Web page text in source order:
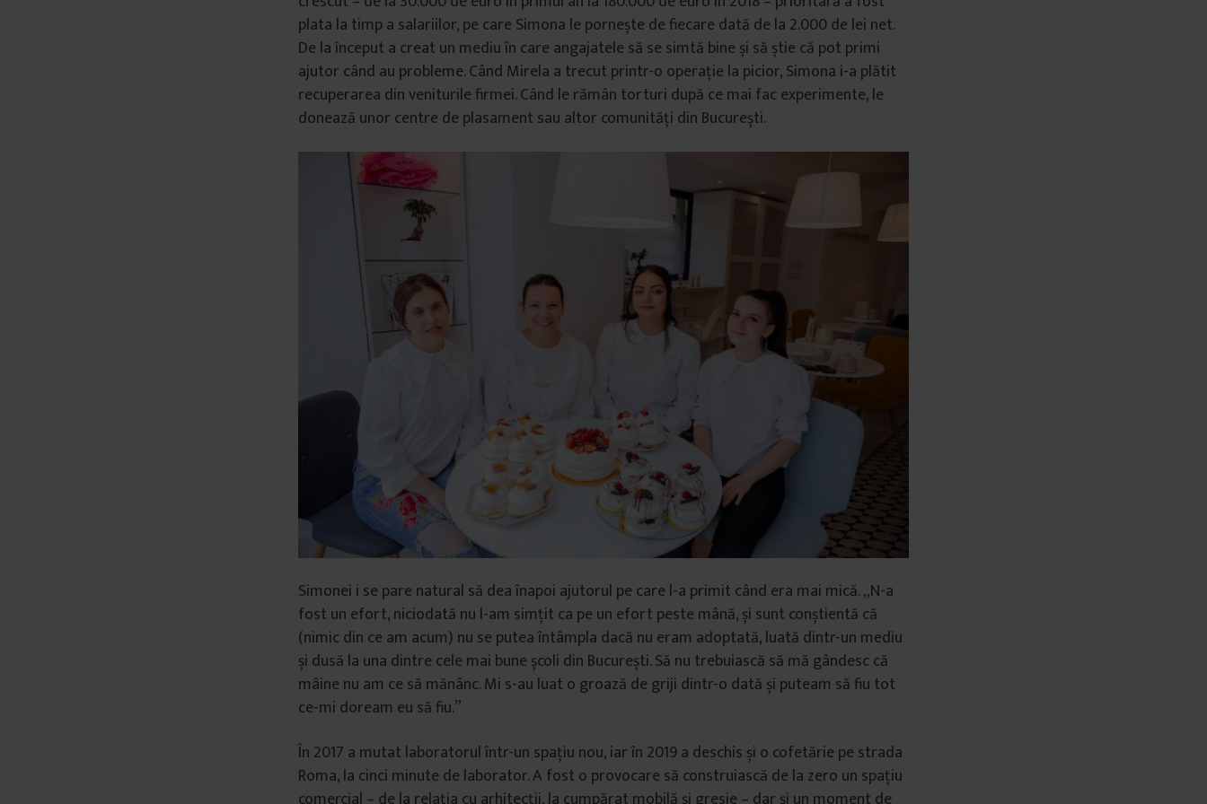
plata la timp a salariilor, pe care Simona le pornește de fiecare dată de la 2.000 de lei net.
De la început a creat un mediu în care angajatele să se simtă bine și să știe că pot primi
ajutor când au probleme. Când Mirela a trecut printr-o operație la picior, Simona i-a plătit
recuperarea din veniturile firmei. Când le rămân torturi după ce mai fac experimente, le
donează unor centre de plasament sau altor comunități din București.
Simonei i se pare natural să dea înapoi ajutorul pe care l-a primit când era mai mică. „N-a
fost un efort, niciodată nu l-am simțit ca pe un efort peste mână, și sunt conștientă că
(nimic din ce am acum) nu se putea întâmpla dacă nu eram adoptată, luată dintr-un mediu
și dusă la una dintre cele mai bune școli din București. Să nu trebuiască să mă gândesc că
mâine nu am ce să mănânc. Mi s-au luat o groază de griji dintr-o dată și puteam să fiu tot
ce-mi doream eu să fiu.”
În 2017 a mutat laboratorul într-un spațiu nou, iar în 2019 a deschis și o cofetărie pe strada
Roma, la cinci minute de laborator. A fost o provocare să construiască de la zero un spațiu